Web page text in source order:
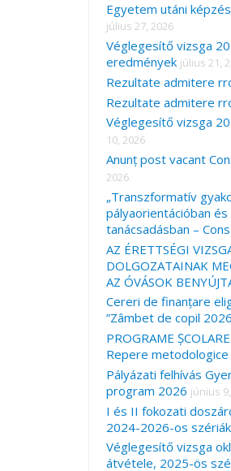
o
r
:
Egyetem utáni
július 27, 2026
Véglegesítő vizsga
eredmények július 21,
Rezultate admitere
Rezultate admitere
Véglegesítő vizsga
10, 2026
Anunț post vacant
2026
„Transzformatív
pályaorientációban
tanácsadásban –
AZ ÉRETTSÉGI
DOLGOZATAINAK
AZ ÓVÁSOK
Cereri de finanțare
”Zâmbet de copil
PROGRAME
Repere metodologice
Pályázati felhívás
program 2026 június
I és II fokozati
2024-2026-os
Véglegesítő vizsga
átvétele, 2025-ös